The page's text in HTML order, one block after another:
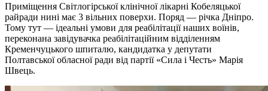
Приміщення Світлогірської клінічної лікарні Кобеляцької
райради нині має 3 вільних поверхи. Поряд — річка Дніпро.
Тому тут — ідеальні умови для реабілітації наших воїнів,
переконана завідувачка реабілітаційним відділенням
Кременчуцького шпиталю, кандидатка у депутати
Полтавської обласної ради від партії «Сила і Честь» Марія
Швець.